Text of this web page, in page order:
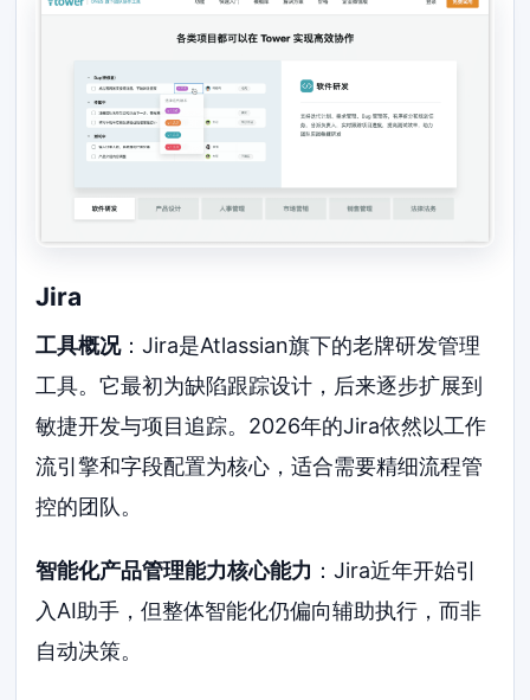
Jira
工具概况：Jira是Atlassian旗下的老牌研发管理
工具。它最初为缺陷跟踪设计，后来逐步扩展到
敏捷开发与项目追踪。2026年的Jira依然以工作
流引擎和字段配置为核心，适合需要精细流程管
控的团队。
智能化产品管理能力核心能力 ：Jira近年开始引
入AI助手，但整体智能化仍偏向辅助执行，而非
自动决策。